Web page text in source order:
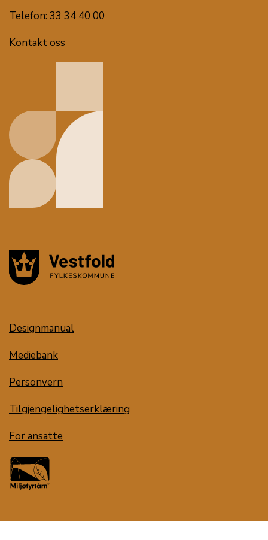
Telefon: 33 34 40 00
Kontakt oss
Designmanual
Mediebank
Personvern
Tilgjengelighetserklæring
For ansatte